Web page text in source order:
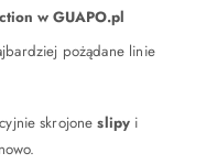
w GUAPO.pl
pożądane linie
skrojoneslipy i